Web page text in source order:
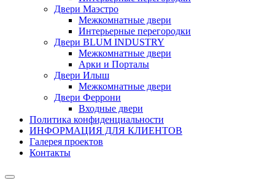
Двери Маэстро
Межкомнатные двери
Интерьерные перегородки
Двери BLUM INDUSTRY
Межкомнатные двери
Арки и Порталы
Двери Илыш
Межкомнатные двери
Двери Феррони
Входные двери
Политика конфиденциальности
ИНФОРМАЦИЯ ДЛЯ КЛИЕНТОВ
Галерея проектов
Контакты